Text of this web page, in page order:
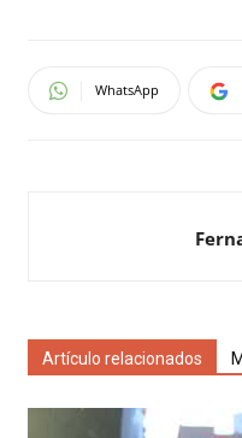
WhatsApp
Artículo relacionados